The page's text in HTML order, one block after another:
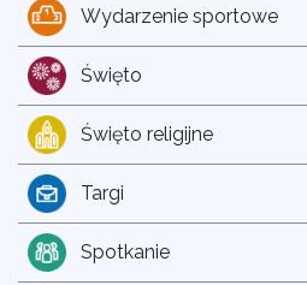
Wydarzenie sportowe
Święto
Święto religijne
Targi
Spotkanie